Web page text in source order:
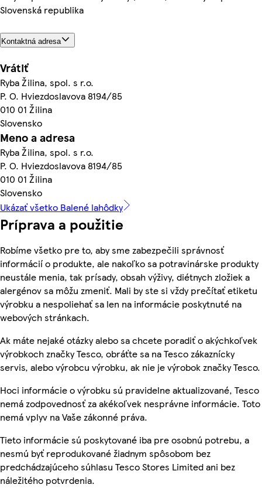
Slovenská republika
Kontaktná adresa
Vrátiť
Ryba Žilina, spol. s r.o.
P. O. Hviezdoslavova 8194/85
010 01 Žilina
Slovensko
Meno a adresa
Ryba Žilina, spol. s r.o.
P. O. Hviezdoslavova 8194/85
010 01 Žilina
Slovensko
Ukázať všetko Balené lahôdky
Príprava a použitie
Robíme všetko pre to, aby sme zabezpečili správnosť
informácií o produkte, ale nakoľko sa potravinárske produkty
neustále menia, tak prísady, obsah výživy, diétnych zložiek a
alergénov sa môžu zmeniť. Mali by ste si vždy prečítať etiketu
výrobku a nespoliehať sa len na informácie poskytnuté na
webových stránkach.
Ak máte nejaké otázky alebo sa chcete poradiť o akýchkoľvek
výrobkoch značky Tesco, obráťte sa na Tesco zákaznícky
servis, alebo výrobcu výrobku, ak nie je výrobok značky Tesco.
Hoci informácie o výrobku sú pravidelne aktualizované, Tesco
nemá zodpovednosť za akékoľvek nesprávne informácie. Toto
nemá vplyv na Vaše zákonné práva.
Tieto informácie sú poskytované iba pre osobnú potrebu, a
nesmú byť reprodukované žiadnym spôsobom bez
predchádzajúceho súhlasu Tesco Stores Limited ani bez
náležitého potvrdenia.